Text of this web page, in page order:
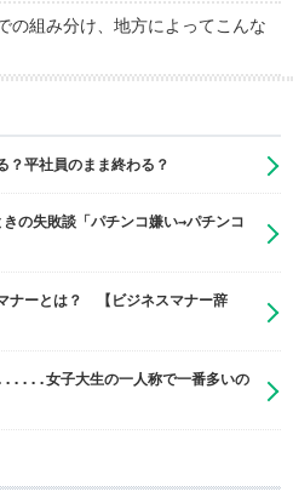
の組み分け、地方によってこんな
？平社員のまま終わる？
の失敗談「パチンコ嫌い→パチンコ
ナーとは？ 【ビジネスマナー辞
......女子大生の一人称で一番多いの